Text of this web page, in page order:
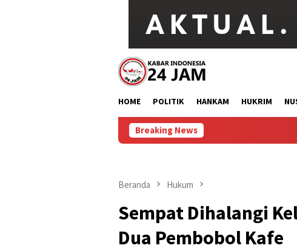
HOME POLITIK HANKAM HUKRIM
Breaking News
Beranda Hukum
Sempat Dihalangi
Dua Pembobol Kafe